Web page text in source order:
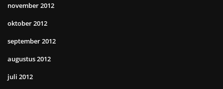
november 2012
oktober 2012
september 2012
augustus 2012
juli 2012